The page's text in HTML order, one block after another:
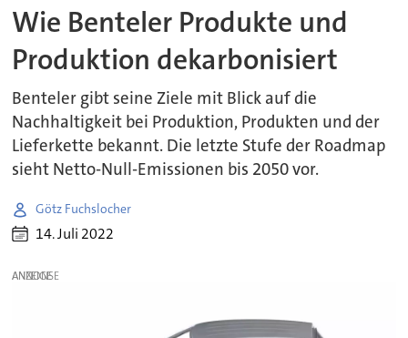
Wie Benteler Produkte und
Produktion dekarbonisiert
Benteler gibt seine Ziele mit Blick auf die
Nachhaltigkeit bei Produktion, Produkten und der
Lieferkette bekannt. Die letzte Stufe der Roadmap
sieht Netto-Null-Emissionen bis 2050 vor.
Götz Fuchslocher
14. Juli 2022
ANZEIGE